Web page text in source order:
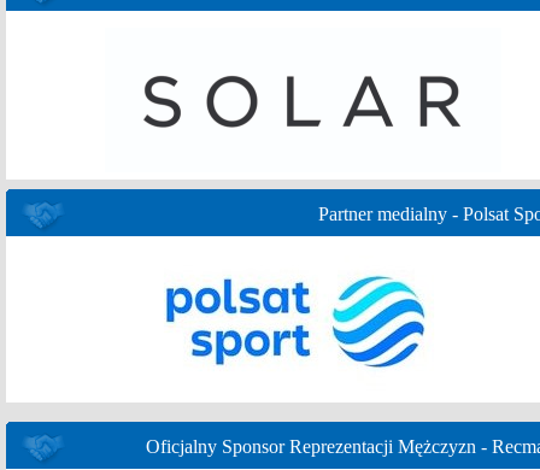
Partner medialny - Polsat
Oficjalny Sponsor Reprezentacji Mężczyzn -